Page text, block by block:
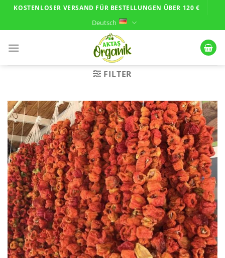
Zum
springen
KOSTENLOSER VERSAND FÜR BESTELLUNGEN ÜBER 120 €
Deutsch
FILTER